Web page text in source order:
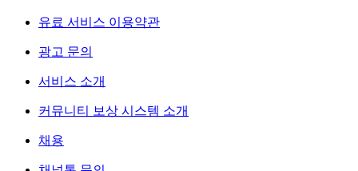
유료 서비스 이용약관
광고 문의
서비스 소개
커뮤니티 보상 시스템 소개
채용